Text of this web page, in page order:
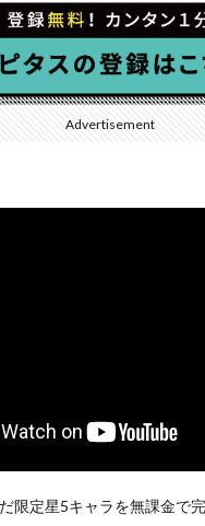
Advertisement
限定星5キャラを無課金で